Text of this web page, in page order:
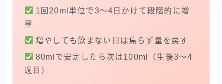
1回20ml単位で3〜4日かけて段階的に増
量
増やしても飲まない日は焦らず量を戻す
80mlで安定したら次は100ml（生後3〜4
週目）